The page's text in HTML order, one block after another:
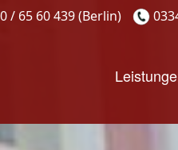
/ 65 60 439 (Berlin)